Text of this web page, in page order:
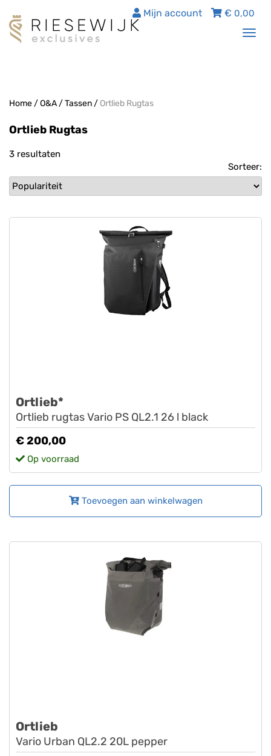
€ 0,00
Mijn account
Home/O&A/Tassen/ Ortlieb Rugtas
Ortlieb Rugtas
3 resultaten
Sorteer:
Ortlieb*
Ortlieb rugtas Vario PS QL2.1 26 l black
€ 200,00
Op voorraad
Toevoegen aan winkelwagen
Ortlieb
Vario Urban QL2.2 20L pepper